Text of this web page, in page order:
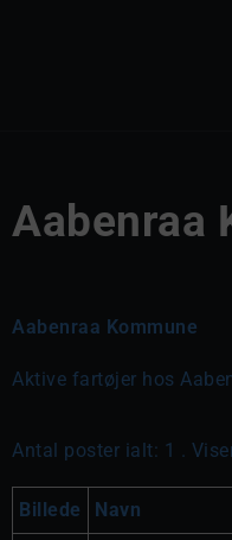
Aabenraa
Aabenraa Kommune
Aktive fartøjer hos
Antal poster ialt: 1 .
Billede Navn